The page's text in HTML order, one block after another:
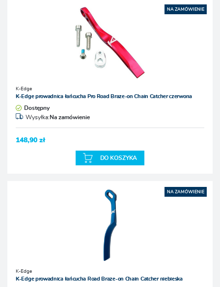
NA ZAMÓWIENIE
K-Edge
K-Edge prowadnica łańcucha Pro Road Braze-on Chain Catcher czerwona
Dostępny
Wysyłka:Na zamówienie
148,90 zł
DO KOSZYKA
NA ZAMÓWIENIE
K-Edge
K-Edge prowadnica łańcucha Road Braze-on Chain Catcher niebieska